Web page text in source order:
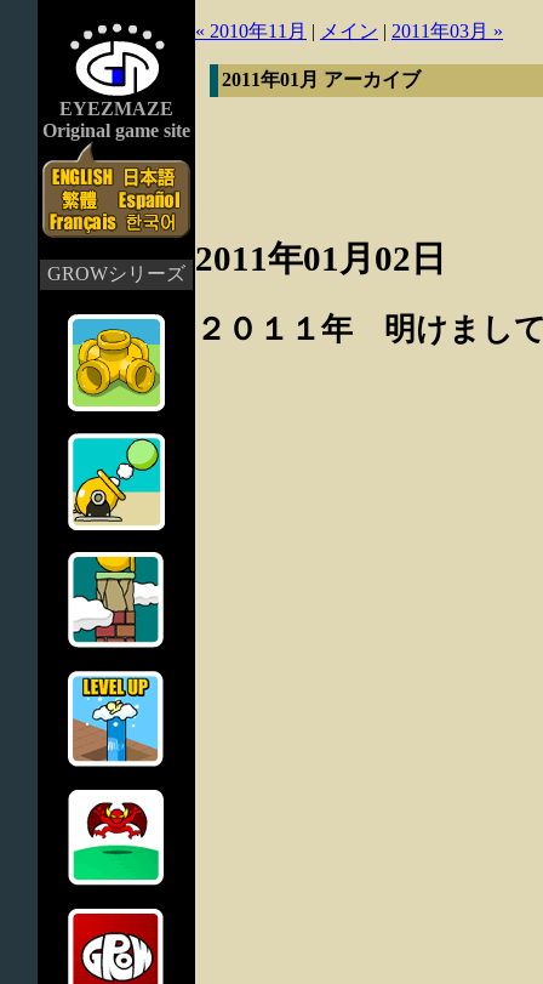
EYEZMAZE
Original game site
GROWシリーズ
« 2010年11月 | メイン | 2011年03月 »
2011年01月 アーカイブ
2011年01月02日
２０１１年 明けまし